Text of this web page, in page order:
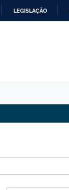
LEGISLAÇÃO